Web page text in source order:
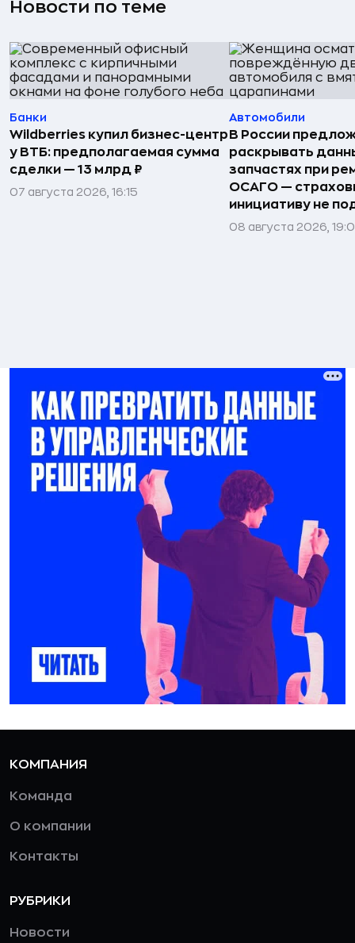
Новости по теме
Банки
Wildberries купил бизнес-центр
у ВТБ: предполагаемая сумма
сделки — 13 млрд ₽
07 августа 2026, 16:15
Автомобили
В России
раскрывать
запчастях при
ОСАГО —
инициативу не
08 августа 2026,
КОМПАНИЯ
Команда
О компании
Контакты
РУБРИКИ
Новости